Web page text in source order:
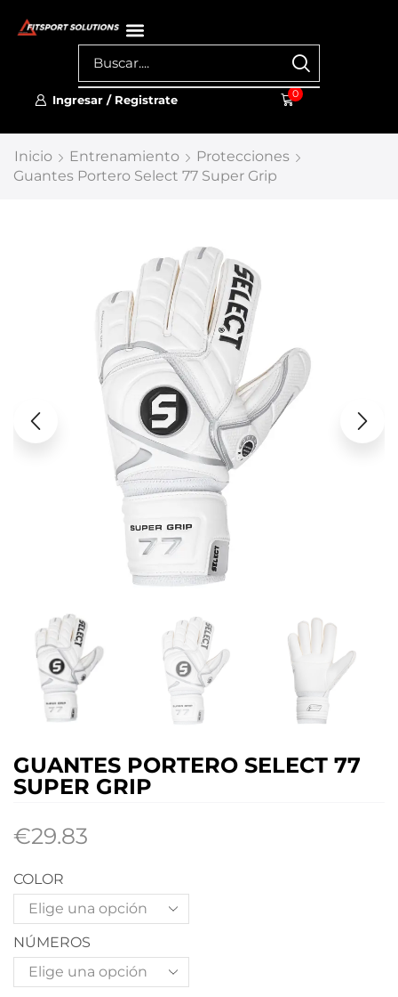
Ingresar / Registrate 0
Inicio Entrenamiento
Protecciones
Guantes Portero Select 77 Super Grip
GUANTES PORTERO SELECT 77
SUPER GRIP
€29.83
COLOR
NÚMEROS